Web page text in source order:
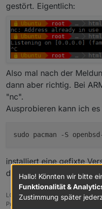
gestört. Eigentlich:
Also mal nach der
dann aber richtig. Bei
"nc".
Ausprobieren kann ich
installiert eine gefixte
dann openbsd-netcat
LG SBorg (SBorg auf GitHub)
Projekte:
Lebensmittelwarnung.de
Hallo! Könnten wir bitte
Funktionalität &
Zustimmung später